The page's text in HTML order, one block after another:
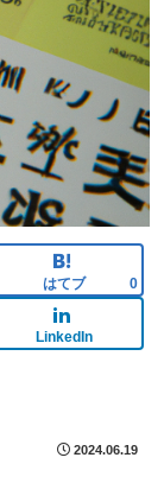
はてブ 0
LinkedIn
2024.06.19